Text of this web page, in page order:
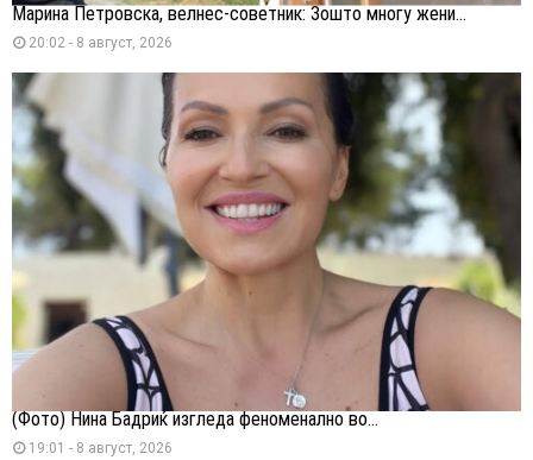
Марина Петровска, велнес-советник: Зошто многу жени...
20:02 - 8 август, 2026
(Фото) Нина Бадриќ изгледа феноменално во...
19:01 - 8 август, 2026